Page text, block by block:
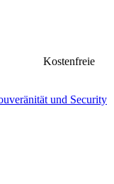
Kostenfreie
und Security